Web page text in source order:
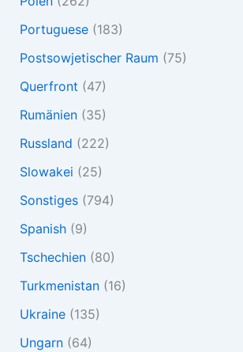
Portuguese(183)
Postsowjetischer Raum (75)
Querfront (47)
Rumänien(35)
Russland (222)
Slowakei (25)
Sonstiges(794)
Spanish(9)
Tschechien(80)
Turkmenistan(16)
Ukraine(135)
Ungarn(64)